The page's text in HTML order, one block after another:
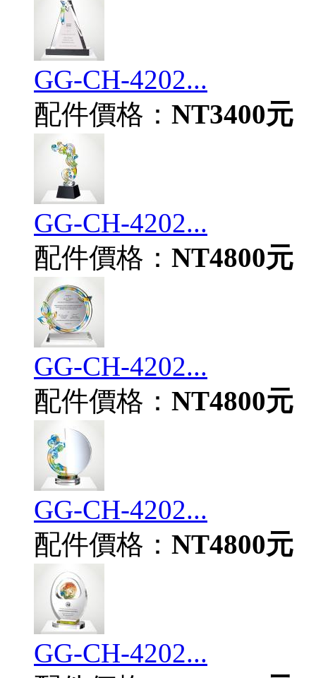
GG-CH-4202...
配件價格： NT3400元
GG-CH-4202...
配件價格： NT4800元
GG-CH-4202...
配件價格： NT4800元
GG-CH-4202...
配件價格： NT4800元
GG-CH-4202...